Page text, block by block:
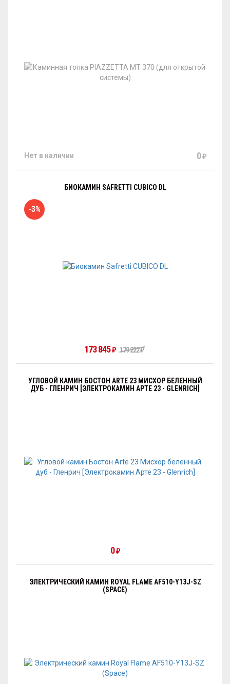
Нет в наличии 0₽
БИОКАМИН SAFRETTI CUBICO DL
-3%
173 845₽ 179 222₽
УГЛОВОЙ КАМИН БОСТОН ARTE 23 МИСХОР БЕЛЕННЫЙ
ДУБ - ГЛЕНРИЧ [ЭЛЕКТРОКАМИН АРТЕ 23 - GLENRICH]
0₽
ЭЛЕКТРИЧЕСКИЙ КАМИН ROYAL FLAME AF510-Y13J-SZ
(SPACE)